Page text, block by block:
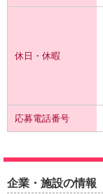
休日・休暇
応募電話番号
企業・施設の情報